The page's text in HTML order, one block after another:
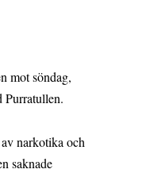
mot söndag,
Purratullen.
narkotika och
saknade